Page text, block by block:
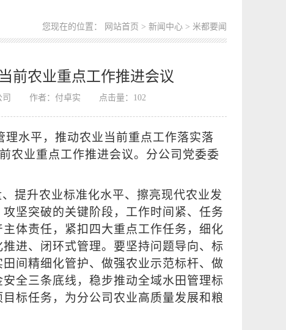
您现在的位置： 网站首页 > 新闻中心 > 米都要闻
前农业重点工作推进会议
作者：付卓实 点击量： 102
水平，推动农业当前重点工作落实落
农业重点工作推进会议。分公司党委委
提升农业标准化水平、擦亮现代农业发
坚突破的关键阶段，工作时间紧、任务
体责任，紧扣四大重点工作任务，细化
进、闭环式管理。要坚持问题导向、标
间精细化管护、做强农业示范标杆、做
全三条底线，稳步推动全域水田管理标
标任务，为分公司农业高质量发展和粮